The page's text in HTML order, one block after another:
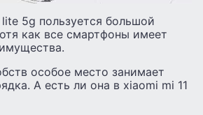
5g пользуется большой
как все смартфоны имеет
особое место занимает
А есть ли она в xiaomi mi 11